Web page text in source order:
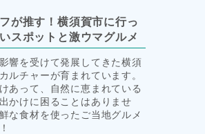
が推す！横須賀市に行っ
スポットと激ウマグルメ
響を受けて発展してきた横須
ルチャーが育まれています。
あって、自然に恵まれている
かけに困ることはありませ
な食材を使ったご当地グルメ